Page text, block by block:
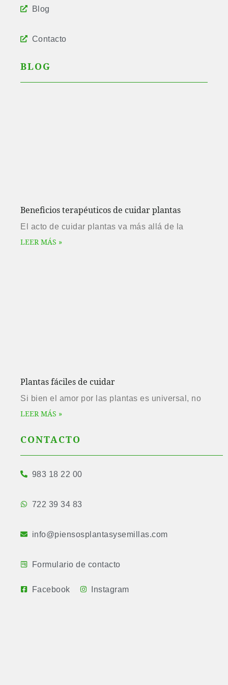
Blog
Contacto
BLOG
Beneficios terapéuticos de cuidar plantas
El acto de cuidar plantas va más allá de la
LEER MÁS »
Plantas fáciles de cuidar
Si bien el amor por las plantas es universal, no
LEER MÁS »
CONTACTO
983 18 22 00
722 39 34 83
info@piensosplantasysemillas.com
Formulario de contacto
Facebook Instagram